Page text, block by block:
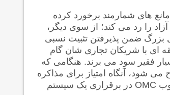
های شمارمند برخورد کرده
را رد می کند؛ از سوی دیگر،
ضمن پذیرفتن تثبیت نسبی
ای با شریکان تجاری شان گام
فقیر سود می برند. هنگامی که
شود، آنگاه امتیاز برای مذاکره
OMC در برقراری یک سیستم